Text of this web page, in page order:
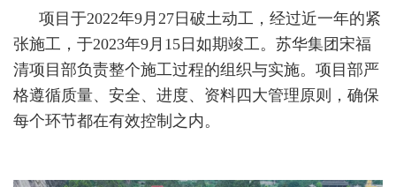
项目于2022年9月27日破土动工，经过近一年的紧
张施工，于2023年9月15日如期竣工。苏华集团宋福
清项目部负责整个施工过程的组织与实施。项目部严
格遵循质量、安全、进度、资料四大管理原则，确保
每个环节都在有效控制之内。